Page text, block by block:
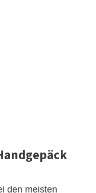
den meisten